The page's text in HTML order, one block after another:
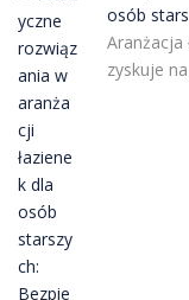
osób
zyskuje